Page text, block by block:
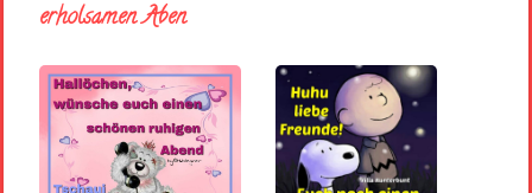
erholsamen Aben